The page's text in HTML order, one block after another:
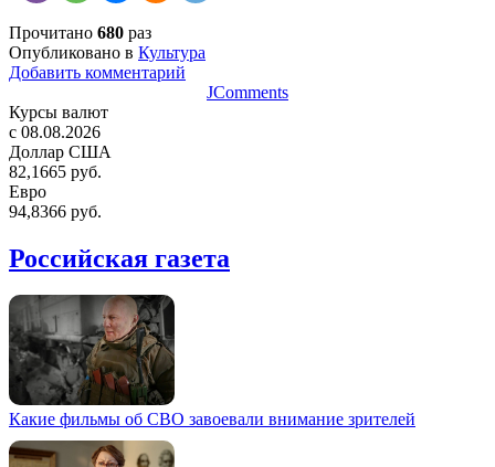
Прочитано 680 раз
Опубликовано в Культура
Добавить комментарий
JComments
Курсы валют
c 08.08.2026
Доллар США
82,1665 руб.
Евро
94,8366 руб.
Российская газета
Какие фильмы об СВО завоевали внимание зрителей